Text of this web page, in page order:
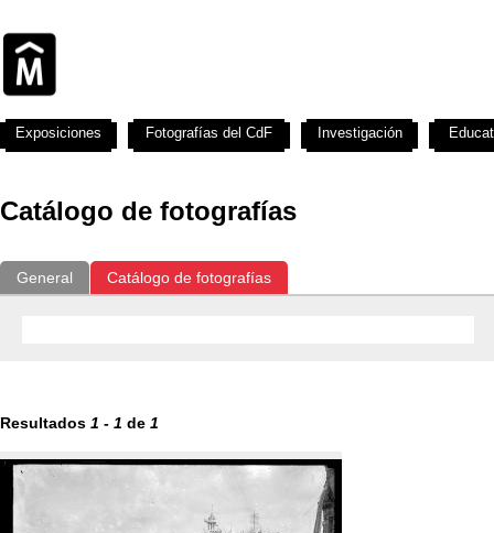
Catálogo de fotografías
General Catálogo de fotografías
Resultados 1 - 1 de 1
Exposiciones Fotografías del CdF Investigación